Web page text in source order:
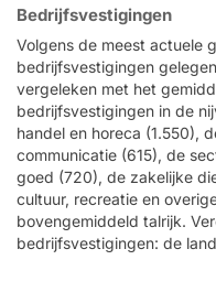
Bedrijfsvestigingen
Volgens de meest actuele
bedrijfsvestigingen
vergeleken met het
bedrijfsvestigingen in de
handel en horeca (1.550),
communicatie (615), de
goed (720), de zakelijke
cultuur, recreatie en
bovengemiddeld talrijk.
bedrijfsvestigingen: de